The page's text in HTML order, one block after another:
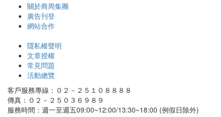
關於商周集團
廣告刊登
網站合作
隱私權聲明
文章授權
常見問題
活動總覽
客戶服務專線：０２－２５１０８８８８
傳真：０２－２５０３６９８９
服務時間：週一至週五09:00~12:00/13:30~18:00 (例假日除外)